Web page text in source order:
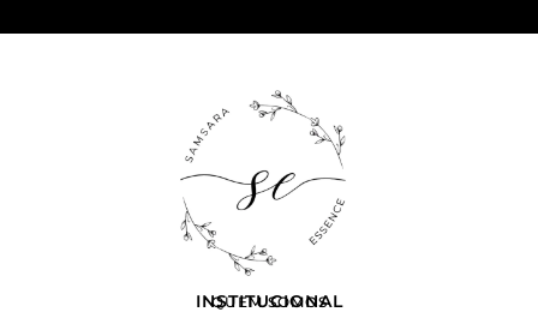
INSTITUCIONAL
QUEM SOMOS